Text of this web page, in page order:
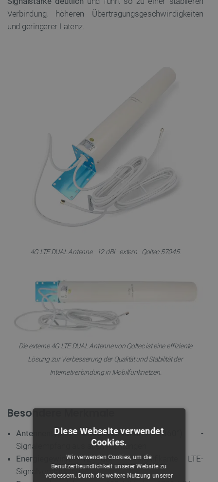
Verbindung, höheren Übertragungsgeschwindigkeiten
und geringerer Latenz.
4G LTE DUAL Antenne - 12 dBi - extern - Qoltec 57045.
Die externe 4G LTE DUAL Antenne von Qoltec ist eine effiziente
Lösung zur Verbesserung der Qualität und Stabilität der
Internetverbindung in Mobilfunknetzen.
Besondere Merkmale
Antennentyp: omnidirektional (360°)
-
Signalempfang aus allen Richtungen
Energiegewinn: 12 dBi– signifikante LTE-
Signalverstärkung
Diese Webseite verwendet
Cookies.
Wir verwenden Cookies, um die
Benutzerfreundlichkeit unserer Website zu
verbessern. Durch die weitere Nutzung unserer